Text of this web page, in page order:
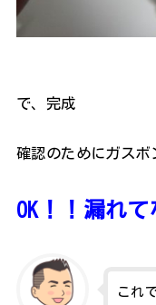
で、完成
確認のためにガスボ
OK！！漏れて
これ